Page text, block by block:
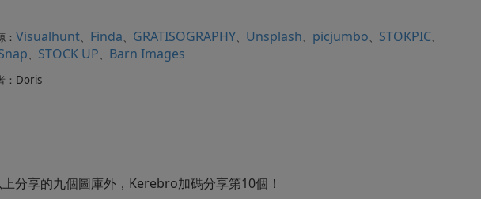
Visualhunt、 Finda、 GRATISOGRAPHY、 Unsplash、 picjumbo、 STOKPIC、
、 STOCK UP、 Barn Images
：Doris
分享的九個圖庫外，Kerebro加碼分享第10個！